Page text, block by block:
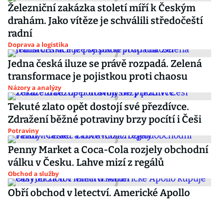
Železniční zakázka století míří k Českým
drahám. Jako vítěze je schválili středočeští
radní
Doprava a logistika
Jedna česká iluze se právě rozpadá. Zelená
transformace je pojistkou proti chaosu
Názory a analýzy
Tekuté zlato opět dostojí své přezdívce.
Zdražení běžné potraviny brzy pocítí i Češi
Potraviny
Penny Market a Coca-Cola rozjely obchodní
válku v Česku. Lahve mizí z regálů
Obchod a služby
Obří obchod v letectví. Americké Apollo